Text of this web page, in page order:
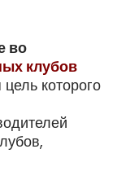
во
клубов
которого